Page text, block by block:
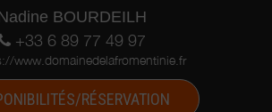
BOURDEILH
+33 6 89 77 49 97
www.domainedelafromentinie.fr
RÉSERVATION